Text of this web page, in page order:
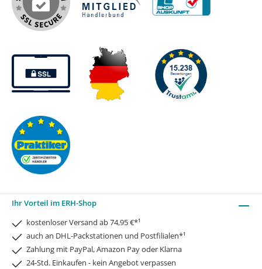
Ihr Vorteil im ERH-Shop
kostenloser Versand ab 74,95 €*¹
auch an DHL-Packstationen und Postfilialen*¹
Zahlung mit PayPal, Amazon Pay oder Klarna
24-Std. Einkaufen - kein Angebot verpassen